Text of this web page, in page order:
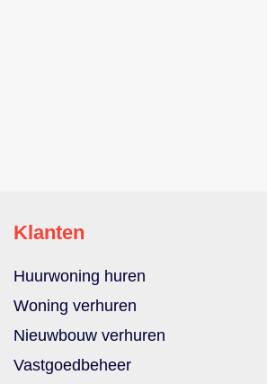
Klanten
Huurwoning huren
Woning verhuren
Nieuwbouw verhuren
Vastgoedbeheer